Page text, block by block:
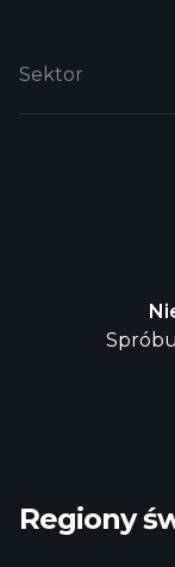
Sektor
Regiony